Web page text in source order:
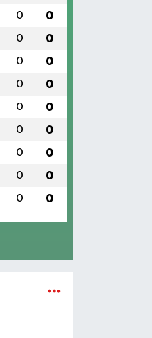
0 0
0 0
0 0
0 0
0 0
0 0
0 0
0 0
0 0